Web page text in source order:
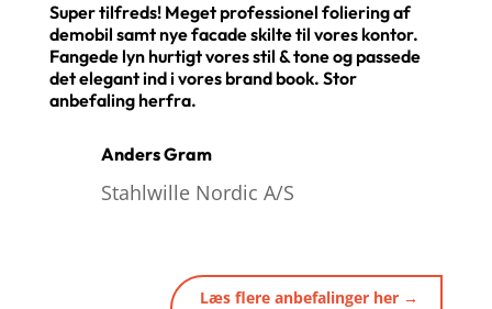
Super tilfreds! Meget professionel foliering af
demobil samt nye facade skilte til vores kontor.
Fangede lyn hurtigt vores stil & tone og passede
det elegant ind i vores brand book. Stor
anbefaling herfra.
Anders Gram
Stahlwille Nordic A/S
Læs flere anbefalinger her →